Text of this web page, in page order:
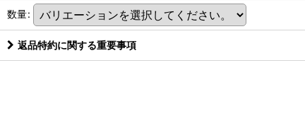
数量:
返品特約に関する重要事項